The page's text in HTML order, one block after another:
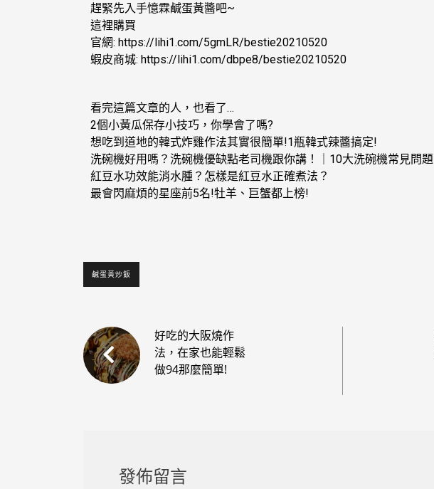
趕緊先入手憶霖鹹蛋黃醬吧~
這裡購買
官網: https://lihi1.com/5gmLR/bestie20210520
蝦皮商城: https://lihi1.com/dbpe8/bestie20210520
看完這篇文章的人，也看了…
2個小黃瓜保存小技巧，你學會了嗎?
想吃到道地的韓式炸雞作法其實很簡單!1瓶韓式辣醬搞定!
洗碗機好用嗎？洗碗機優缺點老司機跟你講！｜10大洗碗機常見問題
紅豆水功效能消水腫？怎樣是紅豆水正確煮法？
最會閃麻煩的星座前5名!牡羊、巨蟹都上榜!
鹹蛋黃炒飯
好吃的大阪燒作
法，在家也能輕鬆
做94那麼簡單!
發佈留言